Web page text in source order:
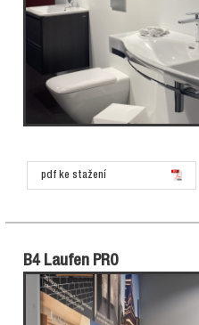
pdf ke stažení
B4 Laufen PRO